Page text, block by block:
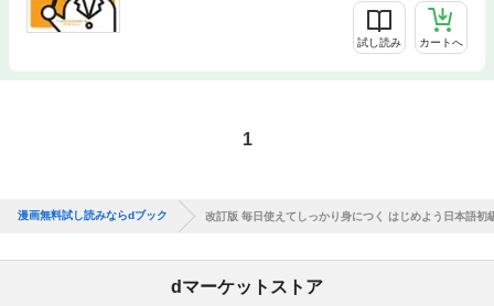
試し読み カートへ
1
漫画無料試し読みならdブック 改訂版 毎日使えてしっかり身につく はじめよう日本語初
dマーケットストア